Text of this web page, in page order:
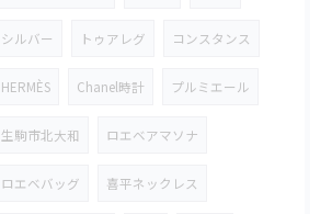
シルバー トゥアレグ コンスタンス
HERMÈS Chanel時計 プルミエール
生駒市北大和 ロエベアマソナ
ロエベバッグ 喜平ネックレス